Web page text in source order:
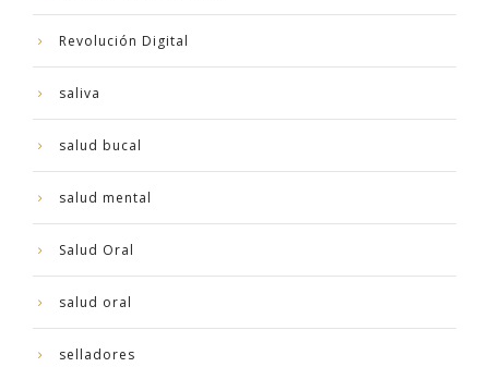
Revolución Digital
saliva
salud bucal
salud mental
Salud Oral
salud oral
selladores